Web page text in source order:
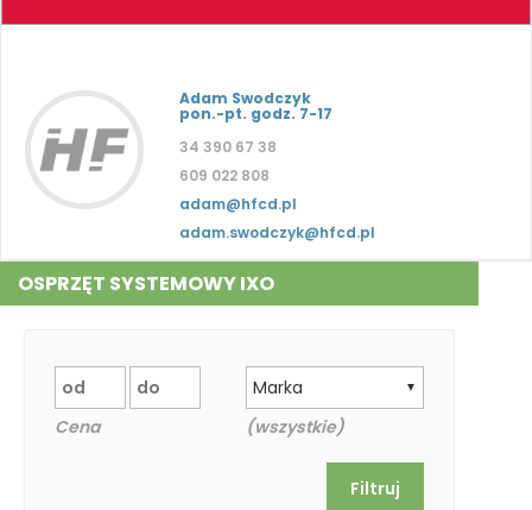
Adam Swodczyk
pon.-pt. godz. 7-17
34 390 67 38
609 022 808
adam@hfcd.pl
adam.swodczyk@hfcd.pl
OSPRZĘT SYSTEMOWY IXO
Cena
▼
Marka
(wszystkie)